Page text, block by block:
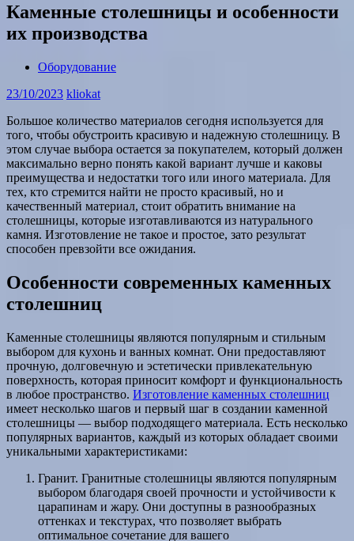
Каменные столешницы и особенности
их производства
Оборудование
23/10/2023 kliokat
Большое количество материалов сегодня используется для
того, чтобы обустроить красивую и надежную столешницу. В
этом случае выбора остается за покупателем, который должен
максимально верно понять какой вариант лучше и каковы
преимущества и недостатки того или иного материала. Для
тех, кто стремится найти не просто красивый, но и
качественный материал, стоит обратить внимание на
столешницы, которые изготавливаются из натурального
камня. Изготовление не такое и простое, зато результат
способен превзойти все ожидания.
Особенности современных каменных
столешниц
Каменные столешницы являются популярным и стильным
выбором для кухонь и ванных комнат. Они предоставляют
прочную, долговечную и эстетически привлекательную
поверхность, которая приносит комфорт и функциональность
в любое пространство. Изготовление каменных столешниц
имеет несколько шагов и первый шаг в создании каменной
столешницы — выбор подходящего материала. Есть несколько
популярных вариантов, каждый из которых обладает своими
уникальными характеристиками:
Гранит. Гранитные столешницы являются популярным
выбором благодаря своей прочности и устойчивости к
царапинам и жару. Они доступны в разнообразных
оттенках и текстурах, что позволяет выбрать
оптимальное сочетание для вашего